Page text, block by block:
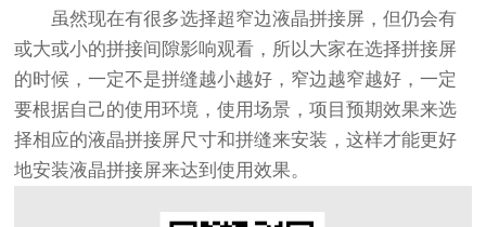
虽然现在有很多选择超窄边液晶拼接屏，但仍会有
或大或小的拼接间隙影响观看，所以大家在选择拼接屏
的时候，一定不是拼缝越小越好，窄边越窄越好，一定
要根据自己的使用环境，使用场景，项目预期效果来选
择相应的液晶拼接屏尺寸和拼缝来安装，这样才能更好
地安装液晶拼接屏来达到使用效果。